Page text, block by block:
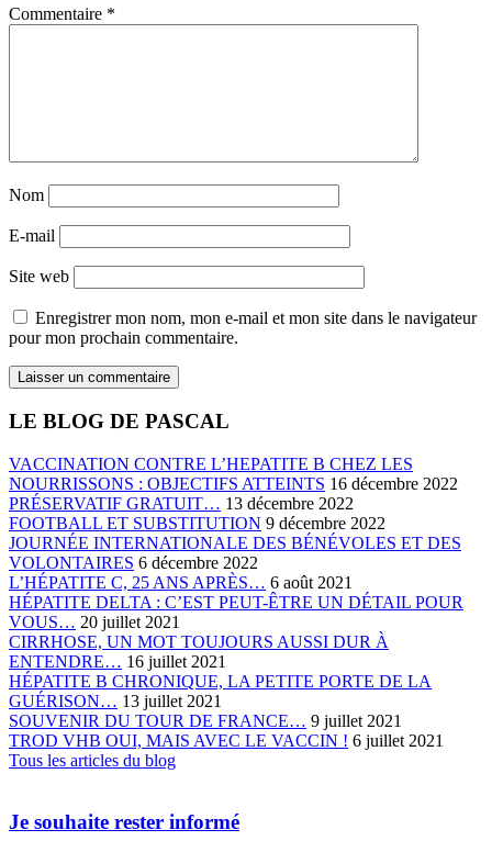
Commentaire *
Nom
E-mail
Site web
Enregistrer mon nom, mon e-mail et mon site dans le navigateur
pour mon prochain commentaire.
LE BLOG DE PASCAL
VACCINATION CONTRE L’HEPATITE B CHEZ LES
NOURRISSONS : OBJECTIFS ATTEINTS 16 décembre 2022
PRÉSERVATIF GRATUIT… 13 décembre 2022
FOOTBALL ET SUBSTITUTION 9 décembre 2022
JOURNÉE INTERNATIONALE DES BÉNÉVOLES ET DES
VOLONTAIRES 6 décembre 2022
L’HÉPATITE C, 25 ANS APRÈS… 6 août 2021
HÉPATITE DELTA : C’EST PEUT-ÊTRE UN DÉTAIL POUR
VOUS… 20 juillet 2021
CIRRHOSE, UN MOT TOUJOURS AUSSI DUR À
ENTENDRE… 16 juillet 2021
HÉPATITE B CHRONIQUE, LA PETITE PORTE DE LA
GUÉRISON… 13 juillet 2021
SOUVENIR DU TOUR DE FRANCE… 9 juillet 2021
TROD VHB OUI, MAIS AVEC LE VACCIN ! 6 juillet 2021
Tous les articles du blog
Je souhaite rester informé